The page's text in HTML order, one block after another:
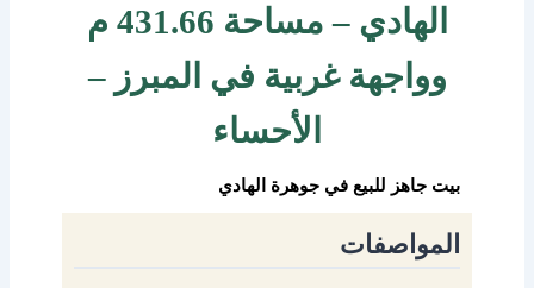
الهادي – مساحة 431.66 م
وواجهة غربية في المبرز –
الأحساء
بيت جاهز للبيع في جوهرة الهادي
المواصفات